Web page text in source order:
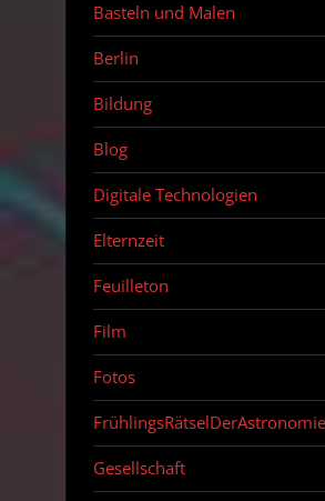
Basteln und Malen
Berlin
Bildung
Blog
Digitale Technologien
Elternzeit
Feuilleton
Film
Fotos
FrühlingsRätselDerAstronomie
Gesellschaft